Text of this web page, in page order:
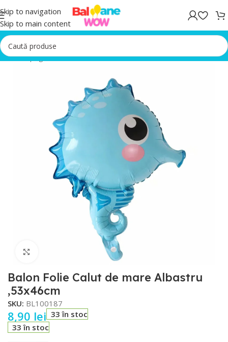
Skip to navigation
Skip to main content
Prima pagină/Baloane Albastre
Faceți click pentru a mări
Balon Folie Calut de mare Albastru
,53x46cm
SKU: BL100187
8,90 lei 33 în stoc
33 în stoc